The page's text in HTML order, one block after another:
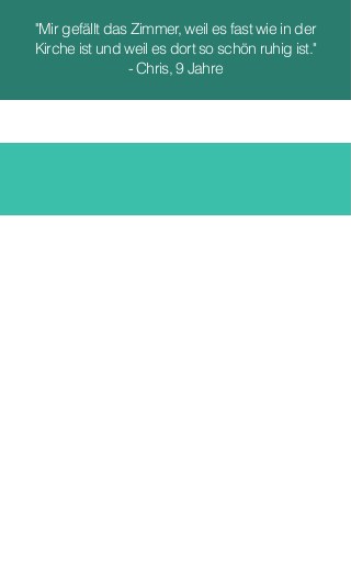
"Mir gefällt das Zimmer, weil es fast wie in der
Kirche ist und weil es dort so schön ruhig ist."
- Chris, 9 Jahre